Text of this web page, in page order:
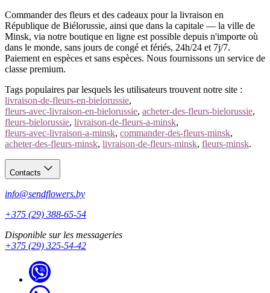
Commander des fleurs et des cadeaux pour la livraison en
République de Biélorussie, ainsi que dans la capitale — la ville de
Minsk, via notre boutique en ligne est possible depuis n'importe où
dans le monde, sans jours de congé et fériés, 24h/24 et 7j/7.
Paiement en espèces et sans espèces. Nous fournissons un service de
classe premium.
Tags populaires par lesquels les utilisateurs trouvent notre site :
livraison-de-fleurs-en-bielorussie,
fleurs-avec-livraison-en-bielorussie, acheter-des-fleurs-bielorussie,
fleurs-bielorussie, livraison-de-fleurs-a-minsk,
fleurs-avec-livraison-a-minsk, commander-des-fleurs-minsk,
acheter-des-fleurs-minsk, livraison-de-fleurs-minsk, fleurs-minsk.
Contacts
info@sendflowers.by
+375 (29) 388-65-54
Disponible sur les messageries
+375 (29) 325-54-42